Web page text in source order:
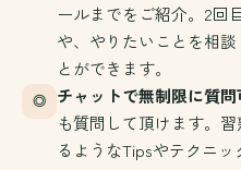
ールまでをご紹介。2回
や、やりたいことを相
とができます。
◎ チャットで無制限に質問
も質問して頂けます。
るようなTipsやテクニッ